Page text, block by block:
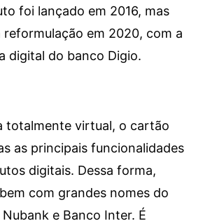
foi lançado em 2016, mas
reformulação em 2020, com a
digital do banco Digio.
totalmente virtual, o cartão
as principais funcionalidades
digitais. Dessa forma,
com grandes nomes do
e Banco Inter. É